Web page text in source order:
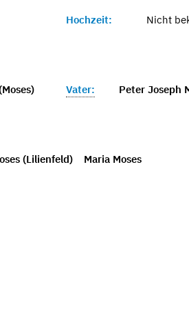
Hochzeit: Nicht
Vater: Peter Joseph
(Lilienfeld) Maria Moses